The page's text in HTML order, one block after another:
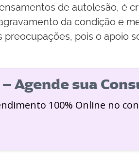
de autolesão, é
da condição e
pois o apoio
Agende sua
100% Online no